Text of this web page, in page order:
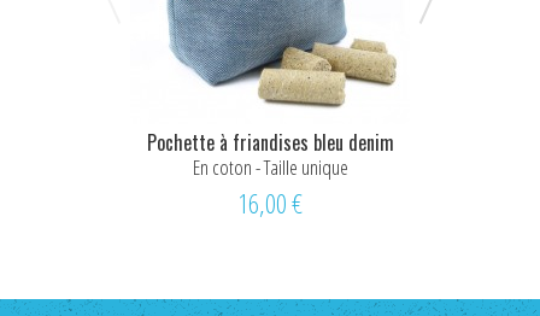
Pochette à friandises bleu denim
En coton - Taille unique
16,00 €